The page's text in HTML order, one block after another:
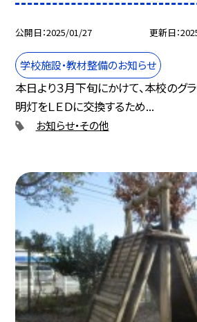
公開日 2025/01/27 更新日
学校施設・教材整備のお知らせ
本日より３月下旬にかけて、本校のグ
明灯をＬＥＤに交換するため...
お知らせ・その他